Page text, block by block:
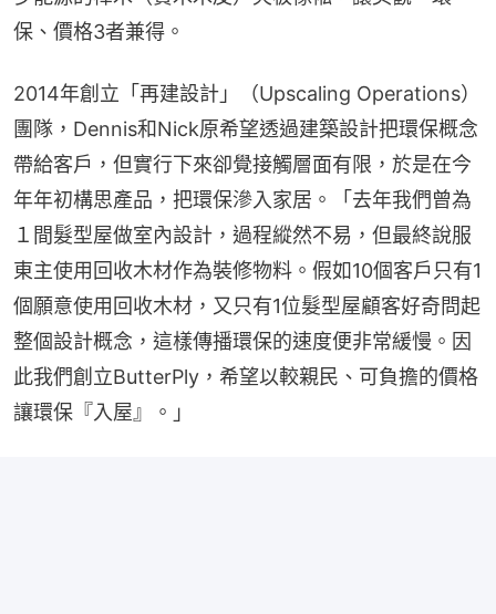
保、價格3者兼得。
2014年創立「再建設計」（Upscaling Operations）
團隊，Dennis和Nick原希望透過建築設計把環保概念
帶給客戶，但實行下來卻覺接觸層面有限，於是在今
年年初構思產品，把環保滲入家居。「去年我們曾為
１間髮型屋做室內設計，過程縱然不易，但最終說服
東主使用回收木材作為裝修物料。假如10個客戶只有1
個願意使用回收木材，又只有1位髮型屋顧客好奇問起
整個設計概念，這樣傳播環保的速度便非常緩慢。因
此我們創立ButterPly，希望以較親民、可負擔的價格
讓環保『入屋』。」